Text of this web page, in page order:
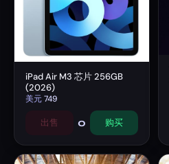
iPad Air M3 芯片 256GB
(2026)
美元749
出售 0 购买